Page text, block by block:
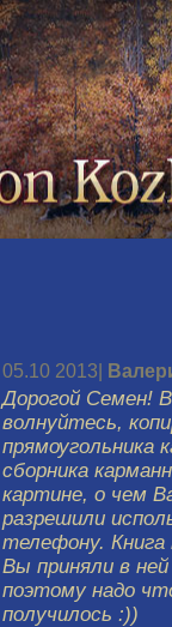
05.10 2013|
Дорогой Семен!
волнуйтесь,
сборника
картине, о чем
разрешили
телефону.
Вы приняли в
поэтому надо
получилось :))